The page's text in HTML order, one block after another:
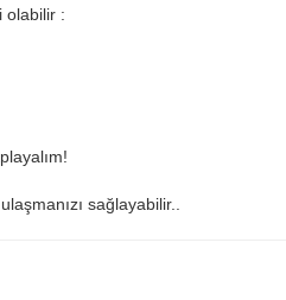
olabilir :
sağlayabilir..